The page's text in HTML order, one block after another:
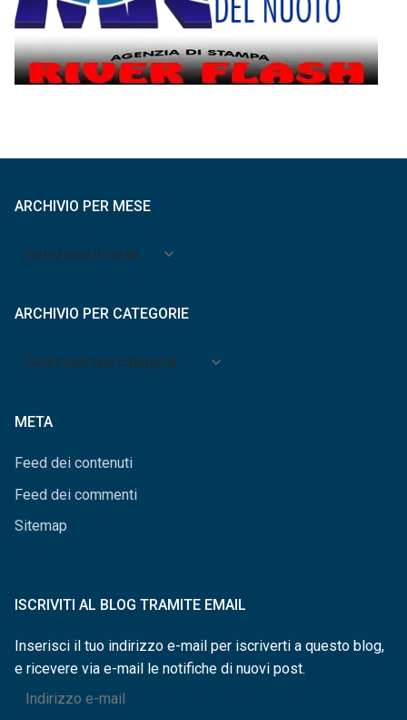
ARCHIVIO PER MESE
Archivio
ARCHIVIO PER CATEGORIE
Archivio
META
Feed dei contenuti
Feed dei commenti
Sitemap
ISCRIVITI AL BLOG TRAMITE EMAIL
Inserisci il tuo indirizzo e-mail per iscriverti a questo blog,
e ricevere via e-mail le notifiche di nuovi post.
Indirizzo